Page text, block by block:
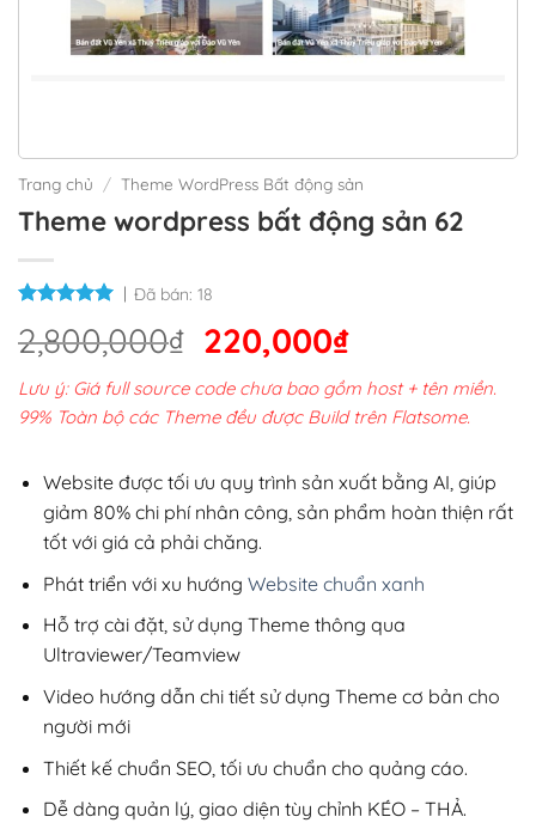
Trang chủ / Theme WordPress Bất động sản
Theme wordpress bất động sản 62
Đã bán: 18
2,800,000₫ Giá
gốc
là:
2,800,000₫.
220,000₫Giá
hiện
tại
220,000₫.
Lưu ý: Giá full source code chưa bao gồm host + tên miền.
99% Toàn bộ các Theme đều được Build trên Flatsome.
Website được tối ưu quy trình sản xuất bằng AI, giúp
giảm 80% chi phí nhân công, sản phẩm hoàn thiện rất
tốt với giá cả phải chăng.
Phát triển với xu hướng Website chuẩn xanh
Hỗ trợ cài đặt, sử dụng Theme thông qua
Ultraviewer/Teamview
Video hướng dẫn chi tiết sử dụng Theme cơ bản cho
người mới
Thiết kế chuẩn SEO, tối ưu chuẩn cho quảng cáo.
Dễ dàng quản lý, giao diện tùy chỉnh KÉO – THẢ.